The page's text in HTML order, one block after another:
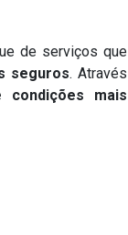
de serviços que
seguros. Através
condições mais